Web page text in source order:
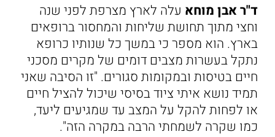
ד"ר אבן מוחא עלה לארץ מצרפת לפני שנה
וחצי מתוך תחושת שליחות והמחסור ברופאים
בארץ. הוא מספר כי במשך כל שנותיו כרופא
נתקל בעשרות מצבים דומים של מקרים מסכני
חיים בטיסות ובמקומות סגורים. "זו הסיבה שאני
תמיד נושא איתי ציוד בסיסי שיכול להציל חיים
או לפחות להקל על המצב עד שמגיעים ליעד,
כמו שקרה לשמחתי הרבה במקרה הזה".